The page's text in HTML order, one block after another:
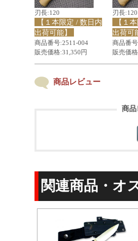
刃長:120
【１本限定 / 数日内
出荷可能】
商品番号:2511-004
販売価格:31,350円
刃長:120
【１
出荷可
商品番
販売価
商品レビュー
商品
関連商品・オ